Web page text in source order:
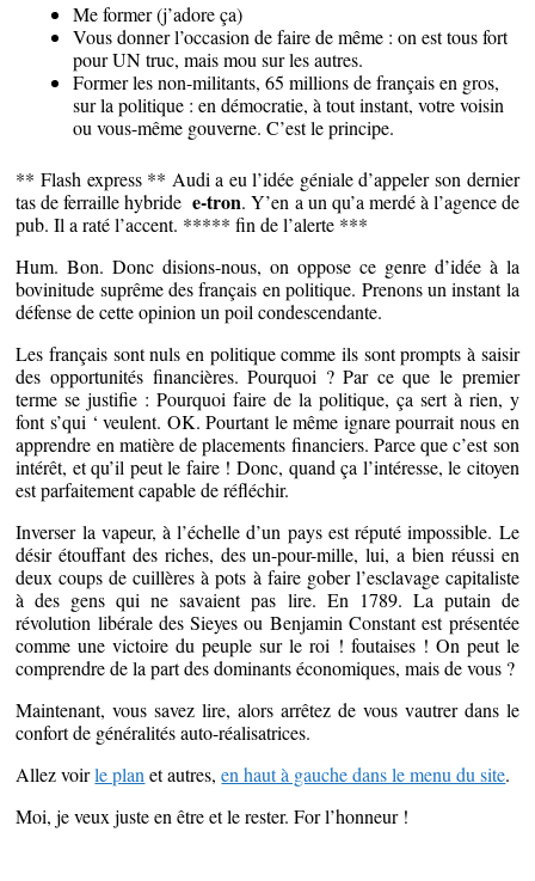
Me former (j’adore ça)
Vous donner l’occasion de faire de même : on est tous fort
pour UN truc, mais mou sur les autres.
Former les non-militants, 65 millions de français en gros,
sur la politique : en démocratie, à tout instant, votre voisin
ou vous-même gouverne. C’est le principe.
** Flash express ** Audi a eu l’idée géniale d’appeler son dernier
tas de ferraille hybridee-tron. Y’en a un qu’a merdé à l’agence de
pub. Il a raté l’accent. ***** fin de l’alerte ***
Hum. Bon. Donc disions-nous, on oppose ce genre d’idée à la
bovinitude suprême des français en politique. Prenons un instant la
défense de cette opinion un poil condescendante.
Les français sont nuls en politique comme ils sont prompts à saisir
des opportunités financières. Pourquoi ? Par ce que le premier
terme se justifie : Pourquoi faire de la politique, ça sert à rien, y
font s’qui ‘ veulent. OK. Pourtant le même ignare pourrait nous en
apprendre en matière de placements financiers. Parce que c’est son
intérêt, et qu’il peut le faire ! Donc, quand ça l’intéresse, le citoyen
est parfaitement capable de réfléchir.
Inverser la vapeur, à l’échelle d’un pays est réputé impossible. Le
désir étouffant des riches, des un-pour-mille, lui, a bien réussi en
deux coups de cuillères à pots à faire gober l’esclavage capitaliste
à des gens qui ne savaient pas lire. En 1789. La putain de
révolution libérale des Sieyes ou Benjamin Constant est présentée
comme une victoire du peuple sur le roi ! foutaises ! On peut le
comprendre de la part des dominants économiques, mais de vous ?
Maintenant, vous savez lire, alors arrêtez de vous vautrer dans le
confort de généralités auto-réalisatrices.
Allez voirle planet autres,en haut à gauche dans le menu du site.
Moi, je veux juste en être et le rester. For l’honneur !